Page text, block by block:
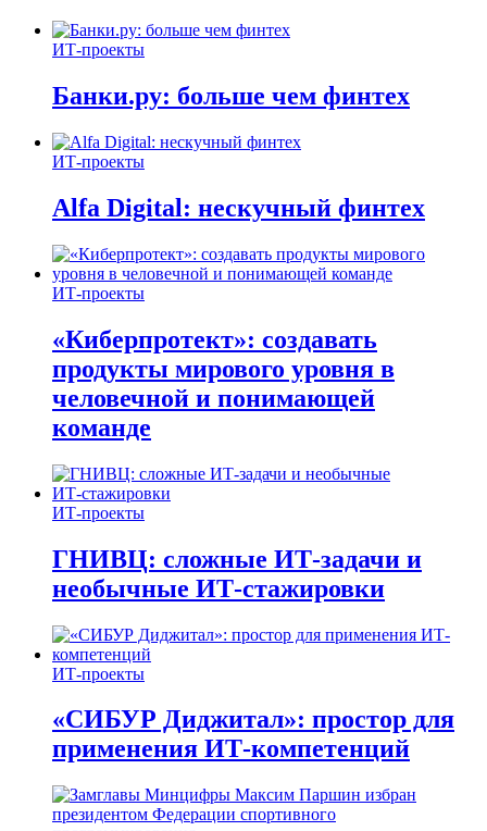
ИТ-проекты
Банки.ру: больше чем финтех
ИТ-проекты
Alfa Digital: нескучный финтех
ИТ-проекты
«Киберпротект»: создавать
продукты мирового уровня в
человечной и понимающей
команде
ИТ-проекты
ГНИВЦ: сложные ИТ‑задачи и
необычные ИТ‑стажировки
ИТ-проекты
«СИБУР Диджитал»: простор для
применения ИТ-компетенций